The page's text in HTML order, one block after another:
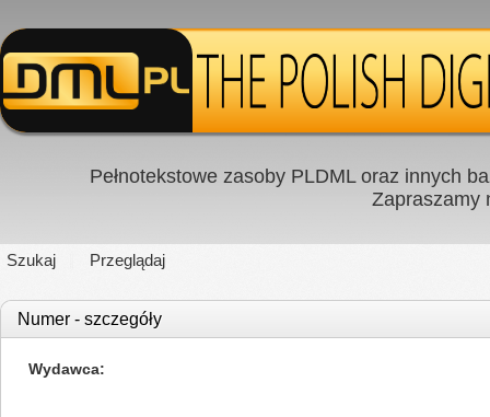
Pełnotekstowe zasoby PLDML oraz innych
Zapraszamy
Szukaj Przeglądaj
Numer - szczegóły
Wydawca